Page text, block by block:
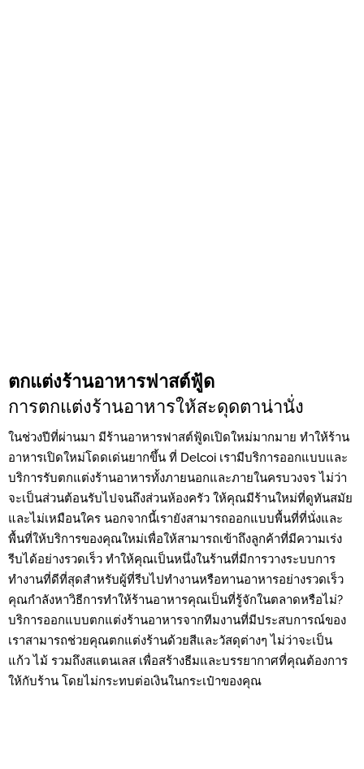
ตกแต่งร้านอาหารฟาสต์ฟู้ด
การตกแต่งร้านอาหารให้สะดุดตาน่านั่ง
ในช่วงปีที่ผ่านมา มีร้านอาหารฟาสต์ฟู้ดเปิดใหม่มากมาย ทำให้ร้าน
อาหารเปิดใหม่โดดเด่นยากขึ้น ที่ Delcoi เรามีบริการออกแบบและ
บริการรับตกแต่งร้านอาหารทั้งภายนอกและภายในครบวงจร ไม่ว่า
จะเป็นส่วนต้อนรับไปจนถึงส่วนห้องครัว ให้คุณมีร้านใหม่ที่ดูทันสมัย
และไม่เหมือนใคร นอกจากนี้เรายังสามารถออกแบบพื้นที่ที่นั่งและ
พื้นที่ให้บริการของคุณใหม่เพื่อให้สามารถเข้าถึงลูกค้าที่มีความเร่ง
รีบได้อย่างรวดเร็ว ทำให้คุณเป็นหนึ่งในร้านที่มีการวางระบบการ
ทำงานที่ดีที่สุดสำหรับผู้ที่รีบไปทำงานหรือทานอาหารอย่างรวดเร็ว
คุณกำลังหาวิธีการทำให้ร้านอาหารคุณเป็นที่รู้จักในตลาดหรือไม่?
บริการออกแบบตกแต่งร้านอาหารจากทีมงานที่มีประสบการณ์ของ
เราสามารถช่วยคุณตกแต่งร้านด้วยสีและวัสดุต่างๆ ไม่ว่าจะเป็น
แก้ว ไม้ รวมถึงสแตนเลส เพื่อสร้างธีมและบรรยากาศที่คุณต้องการ
ให้กับร้าน โดยไม่กระทบต่อเงินในกระเป๋าของคุณ